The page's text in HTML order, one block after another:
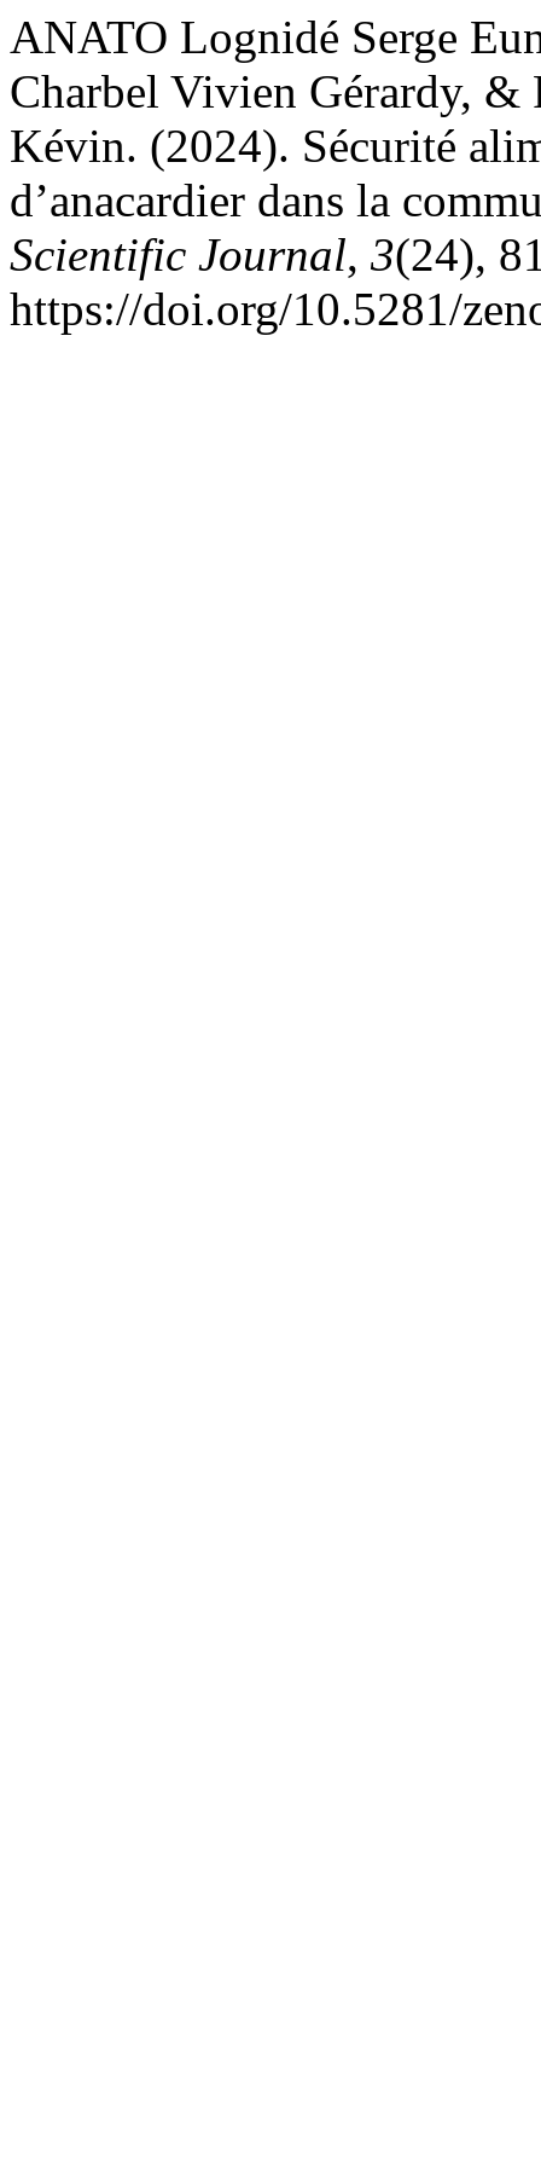
ANATO Lognidé Serge
Charbel Vivien Gérardy,
Kévin. (2024). Sécurité
d’anacardier dans la
Scientific Journal, 3(24),
https://doi.org/10.5281/